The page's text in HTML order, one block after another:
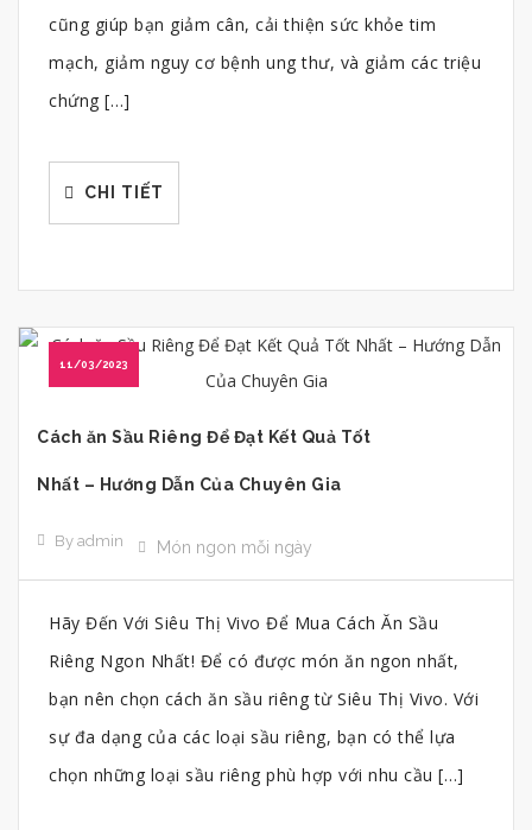
cũng giúp bạn giảm cân, cải thiện sức khỏe tim
mạch, giảm nguy cơ bệnh ung thư, và giảm các triệu
chứng […]
CHI TIẾT
11/03/2023
Cách ăn Sầu Riêng Để Đạt Kết Quả Tốt
Nhất – Hướng Dẫn Của Chuyên Gia
By admin Món ngon mỗi ngày
Hãy Đến Với Siêu Thị Vivo Để Mua Cách Ăn Sầu
Riêng Ngon Nhất! Để có được món ăn ngon nhất,
bạn nên chọn cách ăn sầu riêng từ Siêu Thị Vivo. Với
sự đa dạng của các loại sầu riêng, bạn có thể lựa
chọn những loại sầu riêng phù hợp với nhu cầu […]